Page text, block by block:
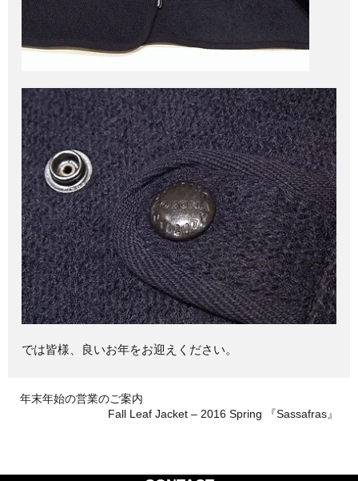
では皆様、良いお年をお迎えください。
年末年始の営業のご案内
Fall Leaf Jacket – 2016 Spring 『Sassafras』